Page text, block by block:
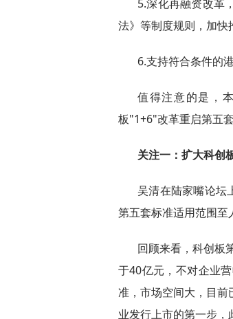
5.深化再融资改革
法》等制度规则，加快
6.支持符合条件的
值得注意的是，
板"1+6"改革重启第五
关注一：扩大科创
吴清在陆家嘴论坛
第五套标准适用范围至
回顾来看，科创板
于40亿元，不对企业
准，市场空间大，目
业发行上市的第一步